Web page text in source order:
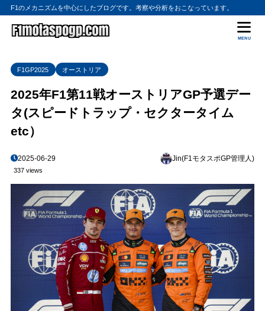
F1のメカニズムを中心にしたブログです。考察や分析をおこなっています。
MENU
F1GP2025 オーストリア
2025年F1第11戦オーストリアGP予選デー
タ(スピードトラップ・セクタータイム
etc）
2025-06-29 Jin(F1モタスポGP管理人)
337 views